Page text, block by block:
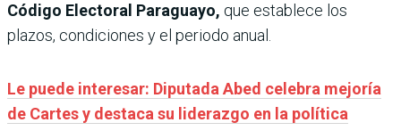
Código Electoral Paraguayo, que establece los
plazos, condiciones y el periodo anual.
Le puede interesar: Diputada Abed celebra mejoría
de Cartes y destaca su liderazgo en la política